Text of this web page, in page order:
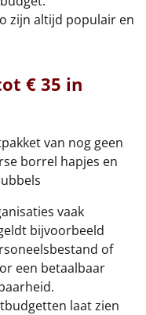
zijn altijd populair en
€ 35 in
vaak
bijvoorbeeld
of
een betaalbaar
laat zien